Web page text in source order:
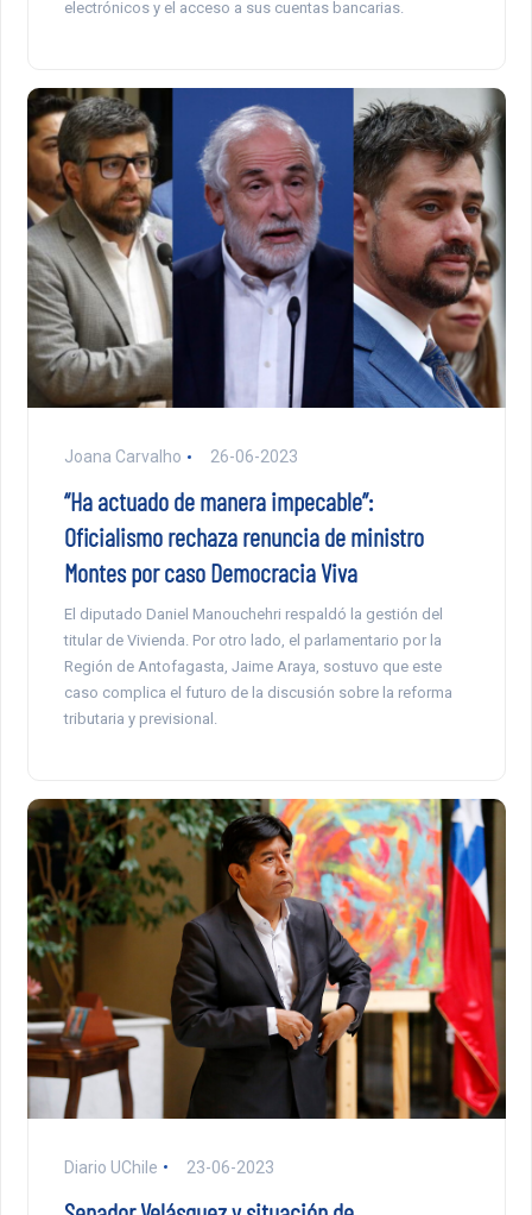
electrónicos y el acceso a sus cuentas bancarias.
Joana Carvalho 26-06-2023
“Ha actuado de manera impecable”:
Oficialismo rechaza renuncia de ministro
Montes por caso Democracia Viva
El diputado Daniel Manouchehri respaldó la gestión del
titular de Vivienda. Por otro lado, el parlamentario por la
Región de Antofagasta, Jaime Araya, sostuvo que este
caso complica el futuro de la discusión sobre la reforma
tributaria y previsional.
Diario UChile 23-06-2023